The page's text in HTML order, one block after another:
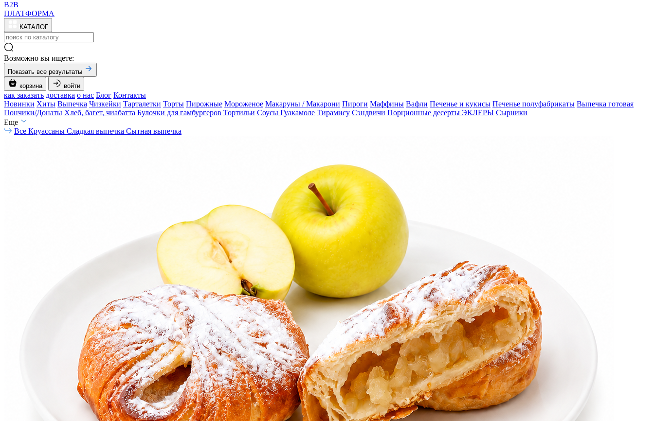
B2B
ПЛАТФОРМА
КАТАЛОГ
Возможно вы ищете:
Показать все результаты
корзина
войти
как заказать доставка о нас Блог Контакты
Новинки Хиты Выпечка Чизкейки Тарталетки Торты Пирожные Мороженое Макаруны / Макарони Пироги Маффины Вафли Печенье и кукисы Печенье полуфабрикаты Выпечка готовая
Пончики/Донаты Хлеб, багет, чиабатта Булочки для гамбургеров Тортильи Соусы Гуакамоле Тирамису Сэндвичи Порционные десерты ЭКЛЕРЫ Сырники
Еще
Все Круассаны Сладкая выпечка Сытная выпечка